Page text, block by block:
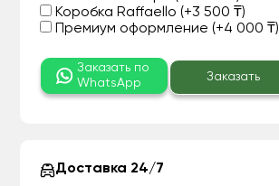
Коробка Raffaello (+3 500 ₸)
Премиум оформление (+4 000 ₸)
Заказать по
WhatsApp
Заказать
Доставка 24/7